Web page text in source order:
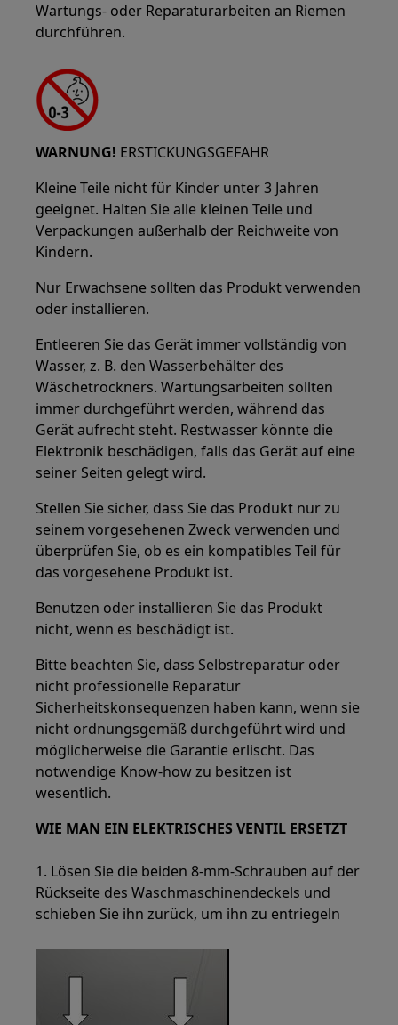
Wartungs- oder Reparaturarbeiten an Riemen
durchführen.
WARNUNG! ERSTICKUNGSGEFAHR
Kleine Teile nicht für Kinder unter 3 Jahren
geeignet. Halten Sie alle kleinen Teile und
Verpackungen außerhalb der Reichweite von
Kindern.
Nur Erwachsene sollten das Produkt verwenden
oder installieren.
Entleeren Sie das Gerät immer vollständig von
Wasser, z. B. den Wasserbehälter des
Wäschetrockners. Wartungsarbeiten sollten
immer durchgeführt werden, während das
Gerät aufrecht steht. Restwasser könnte die
Elektronik beschädigen, falls das Gerät auf eine
seiner Seiten gelegt wird.
Stellen Sie sicher, dass Sie das Produkt nur zu
seinem vorgesehenen Zweck verwenden und
überprüfen Sie, ob es ein kompatibles Teil für
das vorgesehene Produkt ist.
Benutzen oder installieren Sie das Produkt
nicht, wenn es beschädigt ist.
Bitte beachten Sie, dass Selbstreparatur oder
nicht professionelle Reparatur
Sicherheitskonsequenzen haben kann, wenn sie
nicht ordnungsgemäß durchgeführt wird und
möglicherweise die Garantie erlischt. Das
notwendige Know-how zu besitzen ist
wesentlich.
WIE MAN EIN ELEKTRISCHES VENTIL ERSETZT
1. Lösen Sie die beiden 8-mm-Schrauben auf der
Rückseite des Waschmaschinendeckels und
schieben Sie ihn zurück, um ihn zu entriegeln